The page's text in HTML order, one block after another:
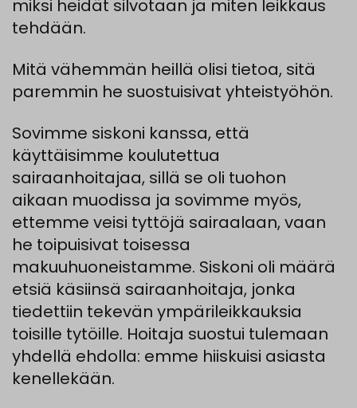
miksi heidät silvotaan ja miten leikkaus
tehdään.
Mitä vähemmän heillä olisi tietoa, sitä
paremmin he suostuisivat yhteistyöhön.
Sovimme siskoni kanssa, että
käyttäisimme koulutettua
sairaanhoitajaa, sillä se oli tuohon
aikaan muodissa ja sovimme myös,
ettemme veisi tyttöjä sairaalaan,vaan
he toipuisivat toisessa
makuuhuoneistamme. Siskoni oli määrä
etsiä käsiinsä sairaanhoitaja, jonka
tiedettiin tekevän ympärileikkauksia
toisille tytöille. Hoitaja suostui tulemaan
yhdellä ehdolla: emme hiiskuisi asiasta
kenellekään.